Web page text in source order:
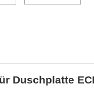
Duschplatte